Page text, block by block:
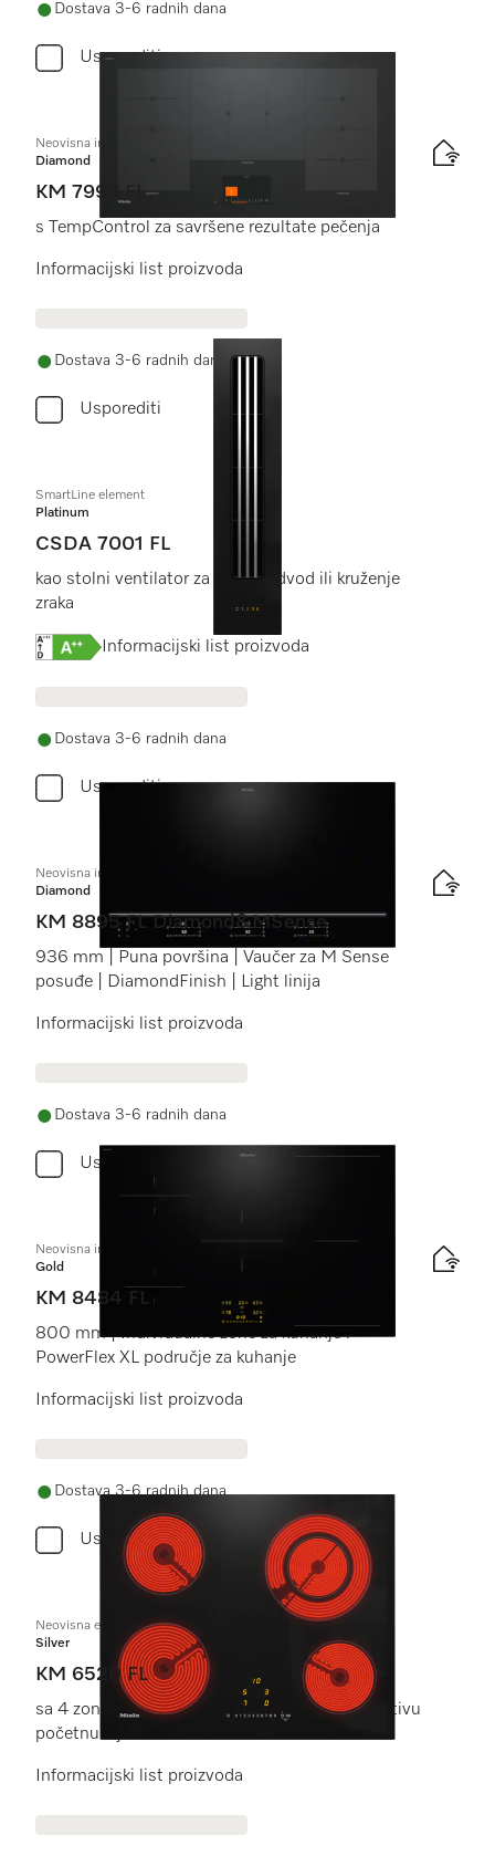
Dostava 3-6 radnih dana
Usporediti
Neovisna indukcijska ploča
Diamond
KM 7999 FL
s TempControl za savršene rezultate pečenja
Informacijski list proizvoda
Dostava 3-6 radnih dana
Usporediti
SmartLine element
Platinum
CSDA 7001 FL
kao stolni ventilator za rad na odvod ili kruženje
zraka
Online Label Flag, Energetska naljepnica
Informacijski list proizvoda
Dostava 3-6 radnih dana
Usporediti
Neovisna indukcijska ploča
Diamond
KM 8895 FL Diamond&MSense
936 mm | Puna površina | Vaučer za M Sense
posuđe | DiamondFinish | Light linija
Informacijski list proizvoda
Dostava 3-6 radnih dana
Usporediti
Neovisna indukcijska ploča
Gold
KM 8484 FL
800 mm | Individualne zone za kuhanje i
PowerFlex XL područje za kuhanje
Informacijski list proizvoda
Dostava 3-6 radnih dana
Usporediti
Neovisna električna ploča
Silver
KM 6520 FL
sa 4 zone za kuhanje za najviši komfor uz isplativu
početnu cijenu.
Informacijski list proizvoda